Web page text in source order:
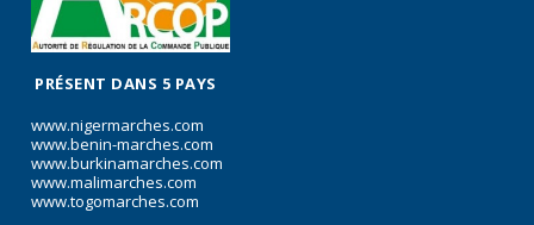
PRÉSENT DANS 5 PAYS
www.nigermarches.com
www.benin-marches.com
www.burkinamarches.com
www.malimarches.com
www.togomarches.com